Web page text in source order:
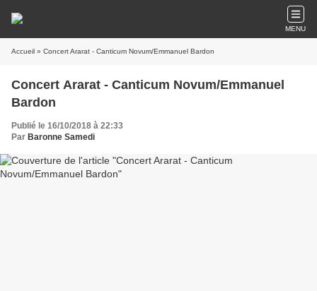
MENU
Accueil » Concert Ararat - Canticum Novum/Emmanuel Bardon
Concert Ararat - Canticum Novum/Emmanuel
Bardon
Publié le 16/10/2018 à 22:33
Par Baronne Samedi